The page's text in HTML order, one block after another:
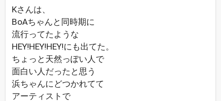
Kさんは、
BoAちゃんと同時期に
流行ってたような
HEY!HEY!HEY!にも出てた。
ちょっと天然っぽい人で
面白い人だったと思う
浜ちゃんにどつかれてて
アーティストで